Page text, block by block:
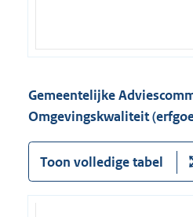
Gemeentelijke
Omgevingskwaliteit
Toon volledige tabel